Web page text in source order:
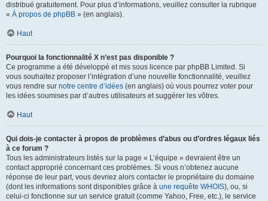
distribué gratuitement. Pour plus d’informations, veuillez consulter la rubrique
« À propos de phpBB » (en anglais).
Haut
Pourquoi la fonctionnalité X n’est pas disponible ?
Ce programme a été développé et mis sous licence par phpBB Limited. Si
vous souhaitez proposer l’intégration d’une nouvelle fonctionnalité, veuillez
vous rendre sur notre centre d’idées (en anglais) où vous pourrez voter pour
les idées soumises par d’autres utilisateurs et suggérer les vôtres.
Haut
Qui dois-je contacter à propos de problèmes d’abus ou d’ordres légaux liés
à ce forum ?
Tous les administrateurs listés sur la page « L’équipe » devraient être un
contact approprié concernant ces problèmes. Si vous n’obtenez aucune
réponse de leur part, vous devriez alors contacter le propriétaire du domaine
(dont les informations sont disponibles grâce à une requête WHOIS), ou, si
celui-ci fonctionne sur un service gratuit (comme Yahoo, Free, etc.), le service